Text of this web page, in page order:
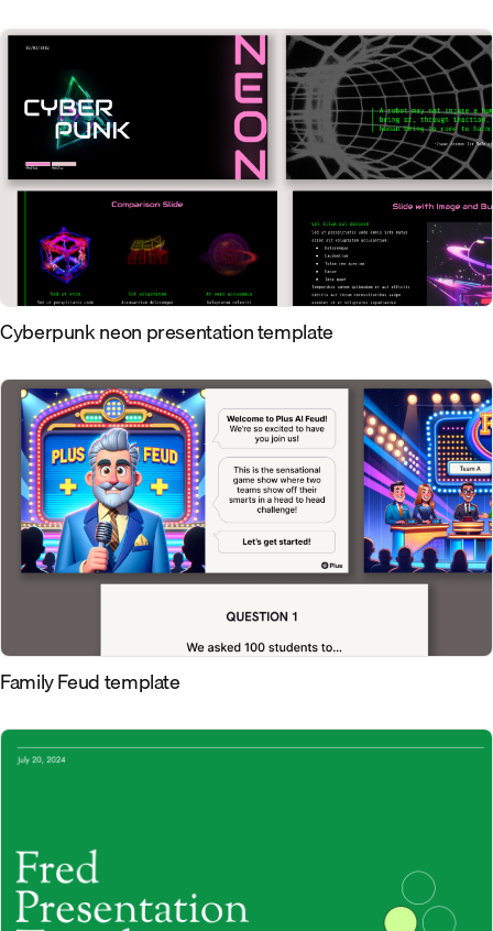
Cyberpunk neon presentation template
Family Feud template